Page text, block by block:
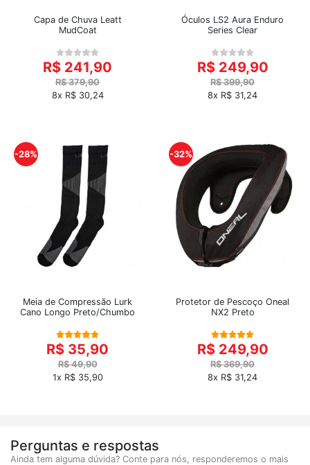
Capa de Chuva Leatt
MudCoat
R$ 241,90
R$ 379,90
8x R$ 30,24
Óculos LS2 Aura Enduro
Series Clear
R$ 249,90
R$ 399,90
8x R$ 31,24
-28%
Meia de Compressão Lurk
Cano Longo Preto/Chumbo
R$ 35,90
R$ 49,90
1x R$ 35,90
-32%
Protetor de Pescoço Oneal
NX2 Preto
R$ 249,90
R$ 369,90
8x R$ 31,24
Perguntas e respostas
Ainda tem alguma dúvida? Conte para nós, responderemos o mais